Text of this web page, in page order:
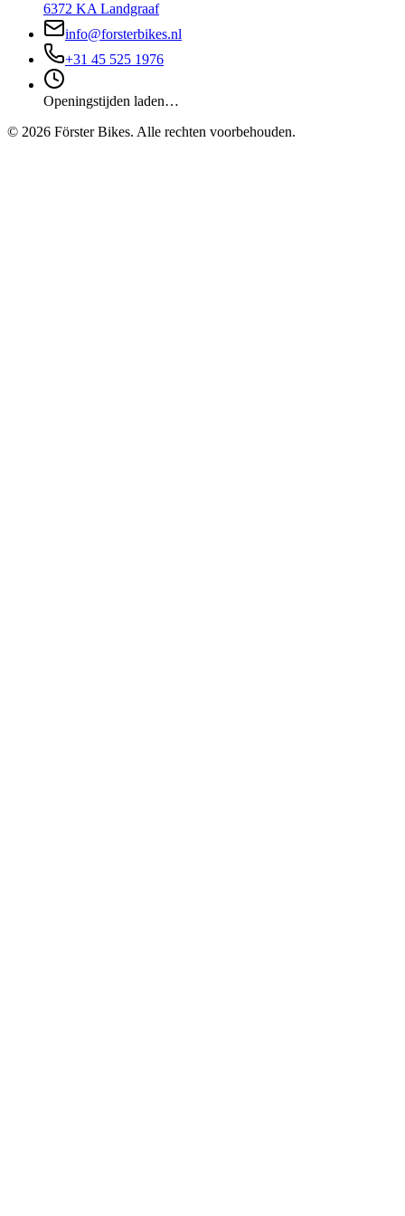
6372 KA Landgraaf
info@forsterbikes.nl
+31 45 525 1976
Openingstijden laden…
© 2026 Förster Bikes. Alle rechten voorbehouden.